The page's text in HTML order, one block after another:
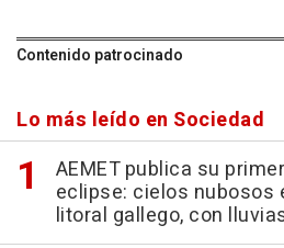
Contenido patrocinado
Lo más leído en Sociedad
AEMET publica su
eclipse: cielos nubosos
litoral gallego, con